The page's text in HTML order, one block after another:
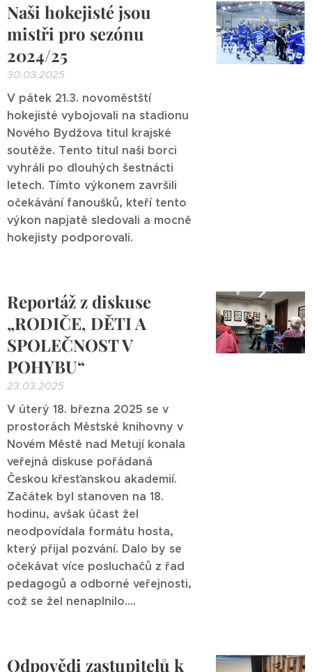
Naši hokejisté jsou
mistři pro sezónu
2024/25
30.03.2025
V pátek 21.3. novoměstští
hokejisté vybojovali na stadionu
Nového Bydžova titul krajské
soutěže. Tento titul naši borci
vyhráli po dlouhých šestnácti
letech. Tímto výkonem završili
očekávání fanoušků, kteří tento
výkon napjatě sledovali a mocně
hokejisty podporovali.
Reportáž z diskuse
„RODIČE, DĚTI A
SPOLEČNOST V
POHYBU“
23.03.2025
V úterý 18. března 2025 se v
prostorách Městské knihovny v
Novém Městě nad Metují konala
veřejná diskuse pořádaná
Českou křesťanskou akademií.
Začátek byl stanoven na 18.
hodinu, avšak účast žel
neodpovídala formátu hosta,
který přijal pozvání. Dalo by se
očekávat více posluchačů z řad
pedagogů a odborné veřejnosti,
což se žel nenaplnilo....
Odpovědi zastupitelů k